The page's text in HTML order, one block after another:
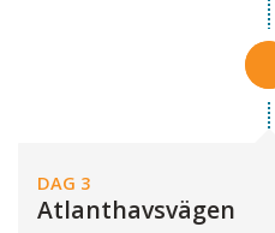
DAG 3
Atlanthavsvägen